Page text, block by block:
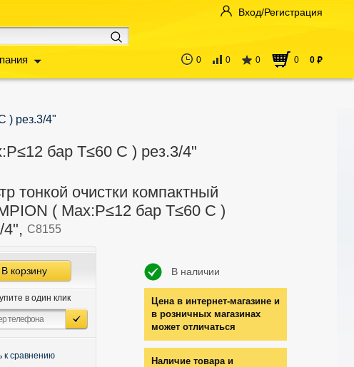
Вход/Регистрация
0 0 0 0 0 руб
) рез.3/4"
бар Т≤60 С ) рез.3/4"
тонкой очистки компактный
( Мах:Р≤12 бар Т≤60 С )
4", C8155
В наличии
Цена в интернет-магазине и
в розничных магазинах
может отличаться
Наличие товара и
В корзину
в один клик
к сравнению